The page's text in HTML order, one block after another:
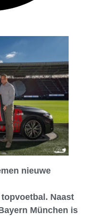
nieuwe
Naast
München is